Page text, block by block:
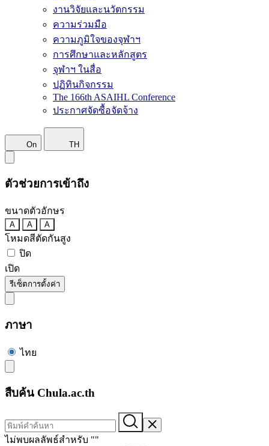
งานวิจัยและนวัตกรรม
ความร่วมมือ
ความภูมิใจของจุฬาฯ
การศึกษาและหลักสูตร
จุฬาฯ ในสื่อ
ปฏิทินกิจกรรม
The 166th ASAIHL Conference
ประกาศจัดซื้อจัดจ้าง
On TH
ตัวช่วยการเข้าถึง
ขนาดตัวอักษร
A A A
โหมดสีตัดกันสูง
ปิด
เปิด
รีเซ็ตการตั้งค่า
ภาษา
ไทย
สืบค้น Chula.ac.th
ไม่พบผลลัพธ์สำหรับ ""